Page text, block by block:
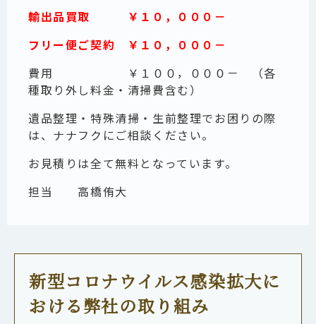
輸出品買取 ￥１０，０００－
フリー便ご契約 ￥１０，０００－
費用 ￥１００，０００－ （各
種取り外し料金・清掃費含む）
遺品整理・特殊清掃・生前整理でお困りの際
は、ナナフクにご相談ください。
お見積りは全て無料となっています。
担当
高橋侑大
新型コロナウイルス感染拡大に
おける弊社の取り組み